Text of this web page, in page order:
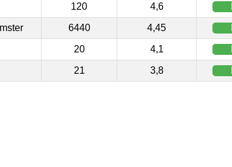
120 4,6
6440 4,45
20 4,1
21 3,8